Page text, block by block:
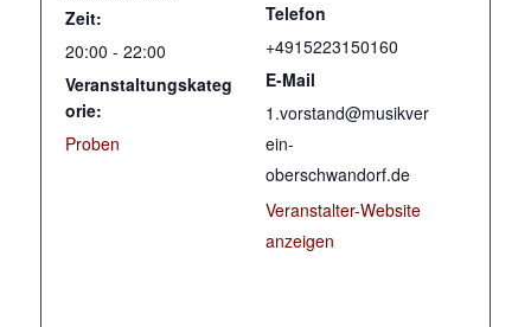
Zeit:
20:00 - 22:00
Veranstaltungskateg
orie:
Proben
Telefon
+4915223150160
E-Mail
1.vorstand@musikver
ein-
oberschwandorf.de
Veranstalter-Website
anzeigen